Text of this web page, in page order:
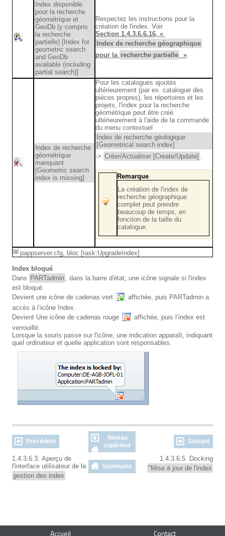
Index disponible
pour la recherche
géométrique et
GeoDb (y compris
la recherche
partielle) [Index for
geometric search
and GeoDb
available (including
partial search)]
Respectez les instructions pour la
création de l'index. Voir
Section 1.4.3.6.6.16, «
Index de recherche géographique
pour la recherche partielle ».
Index de recherche
géométrique
manquant
[Geometric search
index is missing]
Pour les catalogues ajoutés
ultérieurement (par ex. catalogue des
pièces propres), les répertoires et les
projets, l'index pour la recherche
géométrique peut être créé
ultérieurement à l'aide de la commande
du menu contextuel
Index de recherche géologique
[Geometrical search index]
-> Créer/Actualiser [Create/Update] .
Remarque
La création de l'index de
recherche géographique
complet peut prendre
beaucoup de temps, en
fonction de la taille du
catalogue.
[a] pappserver.cfg, bloc [task:UpgradeIndex]
Index bloqué
Dans PARTadmin , dans la barre d'état, une icône signale si l'index
est bloqué.
Devient une icône de cadenas vert
affichée, puis PARTadmin a
accès à l’icône Index.
Devient Une icône de cadenas rouge
affichée, puis l’index est
verrouillé.
Lorsque la souris passe sur l'icône, une indication apparaît, indiquant
quel ordinateur et quelle application sont responsables.
Précédent
Niveau
supérieur
Suivant
1.4.3.6.3. Aperçu de
l'interface utilisateur de la
gestion des index
Sommaire
1.4.3.6.5. Docking
"Mise à jour de l'index
Accueil Contact